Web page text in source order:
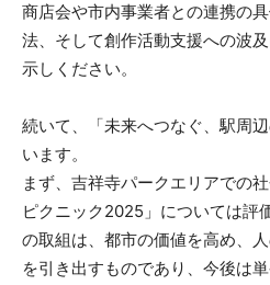
商店会や市内事業者との連携の
法、そして創作活動支援への波
示しください。
続いて、「未来へつなぐ、駅周
います。
まず、吉祥寺パークエリアでの
ピクニック2025」については評
の取組は、都市の価値を高め、
を引き出すものであり、今後は